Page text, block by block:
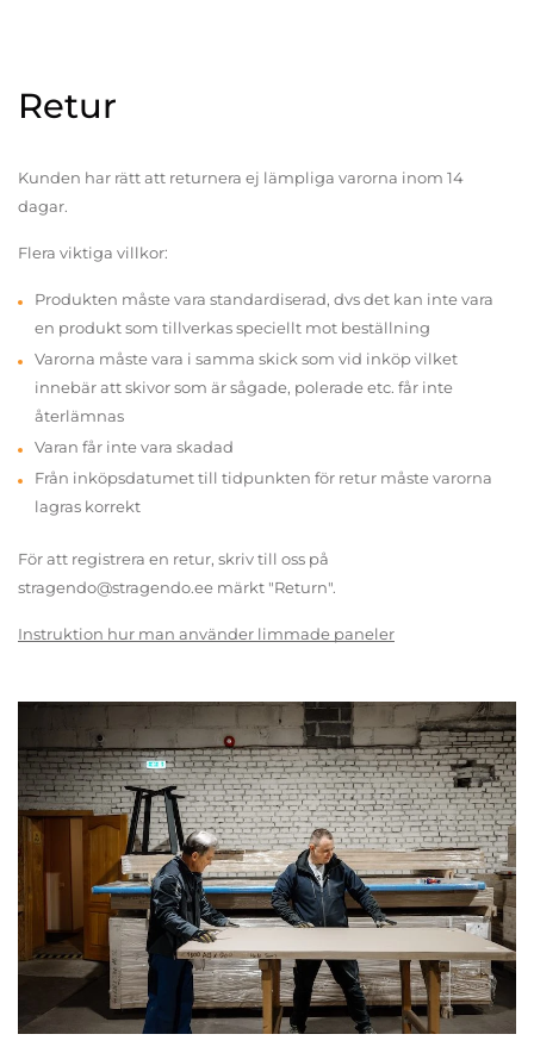
Retur
Kunden har rätt att returnera ej lämpliga varorna inom 14
dagar.
Flera viktiga villkor:
Produkten måste vara standardiserad, dvs det kan inte vara
en produkt som tillverkas speciellt mot beställning
Varorna måste vara i samma skick som vid inköp vilket
innebär att skivor som är sågade, polerade etc. får inte
återlämnas
Varan får inte vara skadad
Från inköpsdatumet till tidpunkten för retur måste varorna
lagras korrekt
För att registrera en retur, skriv till oss på
stragendo@stragendo.ee märkt "Return".
Instruktion hur man använder limmade paneler